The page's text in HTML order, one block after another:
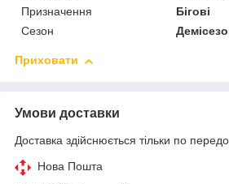
Призначення
Бігові
Сезон
Приховати
Умови доставки
Доставка здійснюється тільки по
Нова Пошта